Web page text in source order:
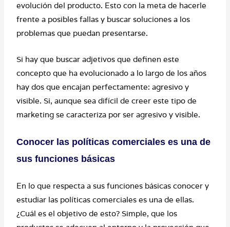
evolución del producto. Esto con la meta de hacerle
frente a posibles fallas y buscar soluciones a los
problemas que puedan presentarse.
Si hay que buscar adjetivos que definen este
concepto que ha evolucionado a lo largo de los años
hay dos que encajan perfectamente: agresivo y
visible. Si, aunque sea difícil de creer este tipo de
marketing se caracteriza por ser agresivo y visible.
Conocer las políticas comerciales es una de
sus funciones básicas
En lo que respecta a sus funciones básicas conocer y
estudiar las políticas comerciales es una de ellas.
¿Cuál es el objetivo de esto? Simple, que los